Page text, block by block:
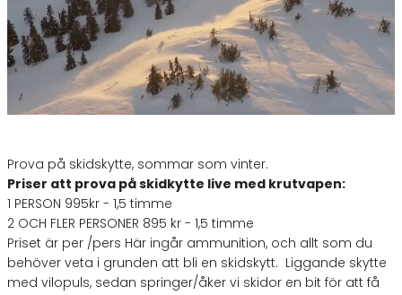
Prova på skidskytte, sommar som vinter.
Priser att prova på skidkytte live med krutvapen:
1 PERSON 995kr - 1,5 timme
2 OCH FLER PERSONER 895 kr - 1,5 timme
Priset är per /pers Här ingår ammunition, och allt som du
behöver veta i grunden att bli en skidskytt. Liggande skytte
med vilopuls, sedan springer/åker vi skidor en bit för att få